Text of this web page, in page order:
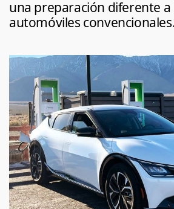
una preparación diferente a
automóviles convencionales.